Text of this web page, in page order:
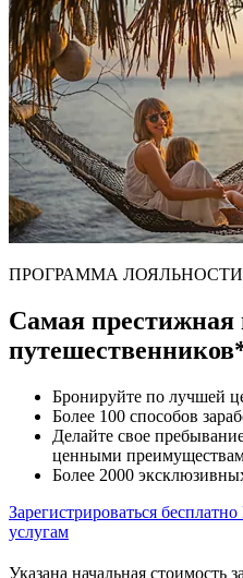
ПРОГРАММА ЛОЯЛЬНОСТИ
Самая престижная
Бронируйте по лучшей
Более 100 способов
Делайте свое
ценными
Более 2000
Зарегистрироваться бесплатно
услугам
Указана начальная стоимость